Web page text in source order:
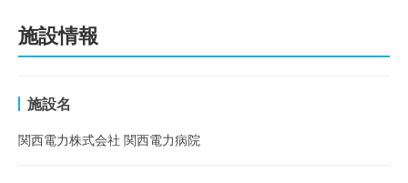
施設情報
施設名
関西電力株式会社 関西電力病院